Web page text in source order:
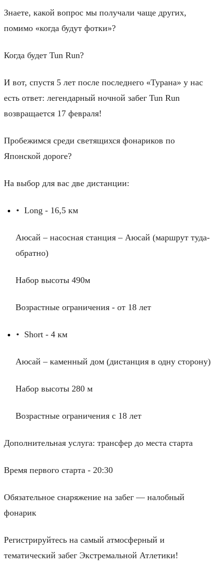
Знаете, какой вопрос мы получали чаще других,
помимо «когда будут фотки»?
Когда будет Tun Run?
И вот, спустя 5 лет после последнего «Турана» у нас
есть ответ: легендарный ночной забег Tun Run
возвращается 17 февраля!
Пробежимся среди светящихся фонариков по
Японской дороге?
На выбор для вас две дистанции:
• Long - 16,5 км
Аюсай – насосная станция – Аюсай (маршрут туда-
обратно)
Набор высоты 490м
Возрастные ограничения - от 18 лет
• Short - 4 км
Аюсай – каменный дом (дистанция в одну сторону)
Набор высоты 280 м
Возрастные ограничения с 18 лет
Дополнительная услуга: трансфер до места старта
Время первого старта - 20:30
Обязательное снаряжение на забег — налобный
фонарик
Регистрируйтесь на самый атмосферный и
тематический забег Экстремальной Атлетики!